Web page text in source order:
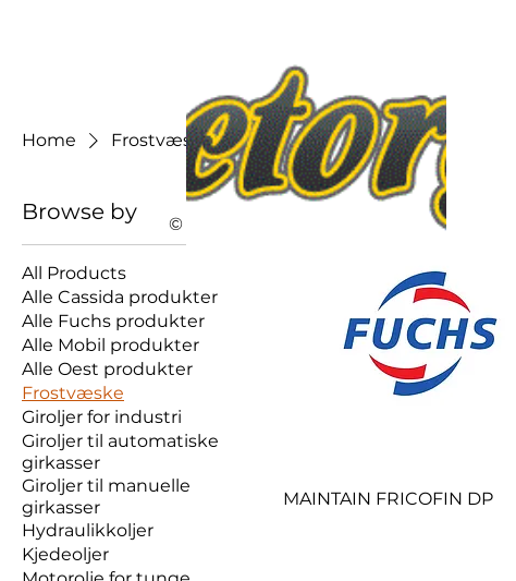
Home Frostvæske
Browse by
All Products
Alle Cassida produkter
Alle Fuchs produkter
Alle Mobil produkter
Alle Oest produkter
Frostvæske
Giroljer for industri
Giroljer til automatiske
girkasser
Giroljer til manuelle
girkasser
Hydraulikkoljer
Kjedeoljer
MAINTAIN FRICOFIN DP
© 2023 by OLJETORGET AS